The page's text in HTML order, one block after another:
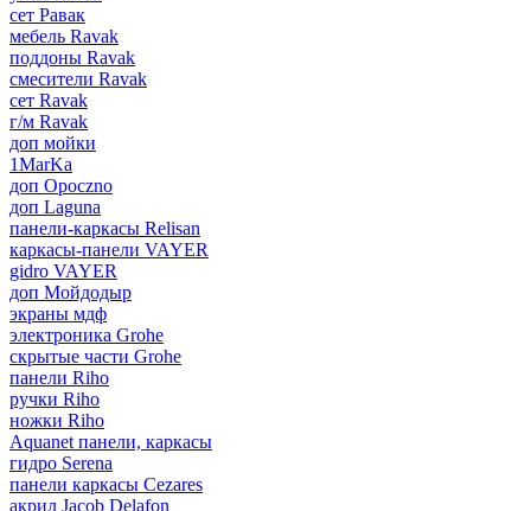
сет Равак
мебель Ravak
поддоны Ravak
смесители Ravak
сет Ravak
г/м Ravak
доп мойки
1MarKa
доп Opoczno
доп Laguna
панели-каркасы Relisan
каркасы-панели VAYER
gidro VAYER
доп Мойдодыр
экраны мдф
электроника Grohe
скрытые части Grohe
панели Riho
ручки Riho
ножки Riho
Aquanet панели, каркасы
гидро Serena
панели каркасы Cezares
акрил Jacob Delafon